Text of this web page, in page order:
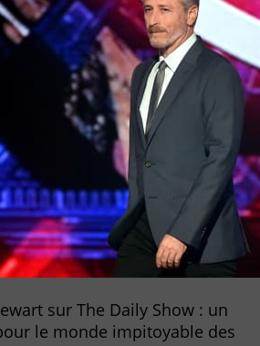
sur The Daily Show : un
le monde impitoyable des